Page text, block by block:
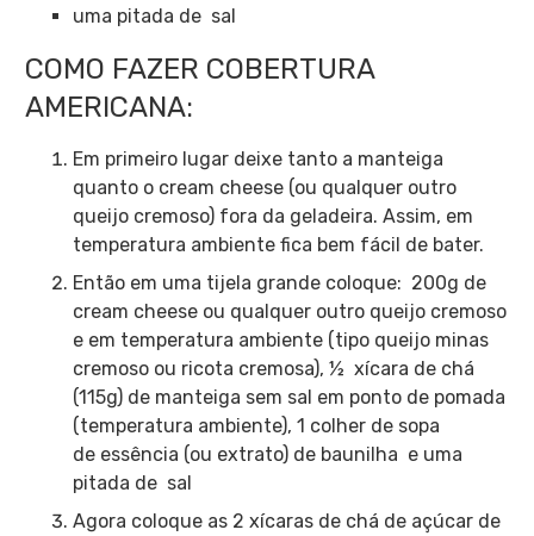
uma pitada de sal
COMO FAZER COBERTURA
AMERICANA:
Em primeiro lugar deixe tanto a manteiga
quanto o cream cheese (ou qualquer outro
queijo cremoso) fora da geladeira. Assim, em
temperatura ambiente fica bem fácil de bater.
Então em uma tijela grande coloque: 200g de
cream cheese ou qualquer outro queijo cremoso
e em temperatura ambiente (tipo queijo minas
cremoso ou ricota cremosa), ½ xícara de chá
(115g) de manteiga sem sal em ponto de pomada
(temperatura ambiente), 1 colher de sopa
de essência (ou extrato) de baunilha e uma
pitada de sal
Agora coloque as 2 xícaras de chá de açúcar de